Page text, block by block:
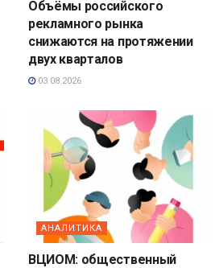
Объёмы российского
рекламного рынка
снижаются на протяжении
двух кварталов
03.08.2026
АНАЛИТИКА
ВЦИОМ: общественный